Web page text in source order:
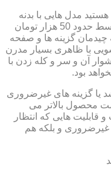
مدل هایی با بدنه
سفید رنگ را انتخاب کنید که به طور متوسط حدود 50 هزار تومان
چیدمان گزینه ها و صفحه
با ظاهری بسیار مدرن
آن و سر و کله زدن با
بود.
یا گزینه های غیرضروری
محصول بالاتر می
قابلیت هایی که انتظار
غیرضروری و بلکه هم